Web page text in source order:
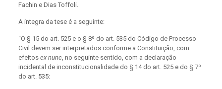
Fachin e Dias Toffoli.
A íntegra da tese é a seguinte:
“O § 15 do art. 525 e o § 8º do art. 535 do Código de Processo
Civil devem ser interpretados conforme a Constituição, com
efeitos ex nunc, no seguinte sentido, com a declaração
incidental de inconstitucionalidade do § 14 do art. 525 e do § 7º
do art. 535: